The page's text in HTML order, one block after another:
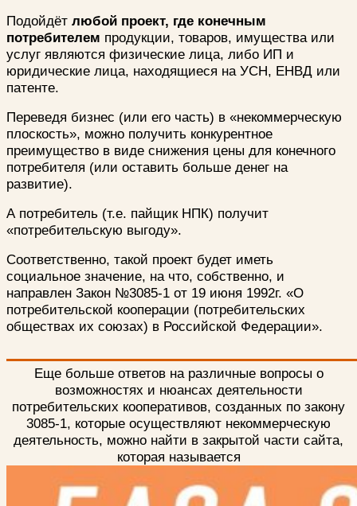
Подойдёт любой проект, где конечным
потребителем продукции, товаров, имущества или
услуг являются физические лица, либо ИП и
юридические лица, находящиеся на УСН, ЕНВД или
патенте.
Переведя бизнес (или его часть) в «некоммерческую
плоскость», можно получить конкурентное
преимущество в виде снижения цены для конечного
потребителя (или оставить больше денег на
развитие).
А потребитель (т.е. пайщик НПК) получит
«потребительскую выгоду».
Соответственно, такой проект будет иметь
социальное значение, на что, собственно, и
направлен Закон №3085-1 от 19 июня 1992г. «О
потребительской кооперации (потребительских
обществах их союзах) в Российской Федерации».
Еще больше ответов на различные вопросы о
возможностях и нюансах деятельности
потребительских кооперативов, созданных по закону
3085-1, которые осуществляют некоммерческую
деятельность, можно найти в закрытой части сайта,
которая называется